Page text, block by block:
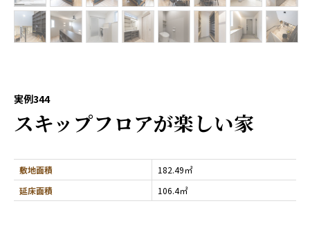
実例344
スキップフロアが楽しい家
敷地面積
182.49㎡
延床面積
106.4㎡